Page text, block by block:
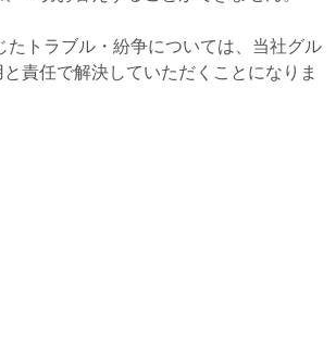
トラブル・紛争については、当社グル
責任で解決していただくことになりま